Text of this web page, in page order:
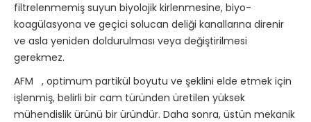
filtrelenmemiş suyun biyolojik kirlenmesine, biyo-
koagülasyona ve geçici solucan deliği kanallarına direnir
ve asla yeniden doldurulması veya değiştirilmesi
gerekmez.
AFM
, optimum partikül boyutu ve şeklini elde etmek için
işlenmiş, belirli bir cam türünden üretilen yüksek
mühendislik ürünü bir üründür. Daha sonra, üstün mekanik